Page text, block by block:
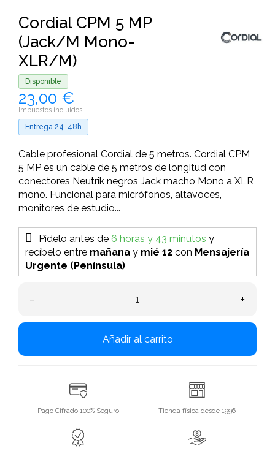
Cordial CPM 5 MP
(Jack/M Mono-
XLR/M)
Disponible
23,00 €
Impuestos incluidos
Entrega 24-48h
Cable profesional Cordial de 5 metros. Cordial CPM
5 MP es un cable de 5 metros de longitud con
conectores Neutrik negros Jack macho Mono a XLR
mono. Funcional para micrófonos, altavoces,
monitores de estudio...
Pídelo antes de 6 horas y 43 minutos y
recíbelo entre mañana y mié 12 con Mensajería
Urgente (Península)
– +
Añadir al carrito
Pago Cifrado 100% Seguro Tienda física desde 1996